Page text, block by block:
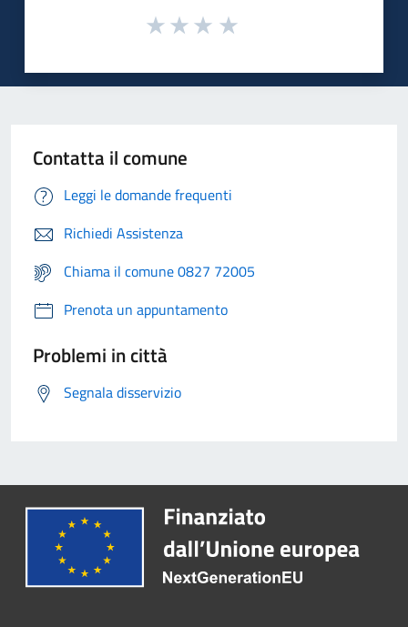
Contatta il comune
Leggi le domande frequenti
Richiedi Assistenza
Chiama il comune 0827 72005
Prenota un appuntamento
Problemi in città
Segnala disservizio